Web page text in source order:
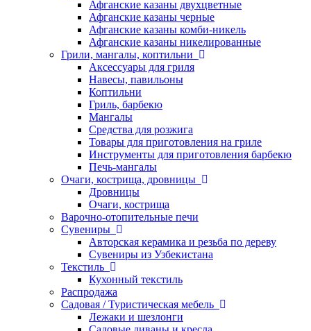
Афганские казаны двухцветные
Афганские казаны черные
Афганские казаны комби-никель
Афганские казаны никелированные
Грили, мангалы, коптильни
Аксессуары для гриля
Навесы, павильоны
Коптильни
Гриль, барбекю
Мангалы
Средства для розжига
Товары для приготовления на гриле
Инструменты для приготовления барбекю
Печь-мангалы
Очаги, кострища, дровницы
Дровницы
Очаги, кострища
Варочно-отопительные печи
Сувениры
Авторская керамика и резьба по дереву
Сувениры из Узбекистана
Текстиль
Кухонный текстиль
Распродажа
Садовая / Туристическая мебель
Лежаки и шезлонги